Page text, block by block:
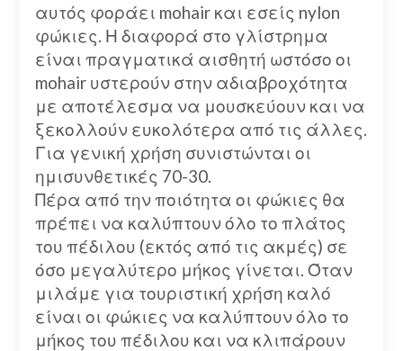
αυτός φοράει mohair και εσείς nylon
φώκιες. Η διαφορά στο γλίστρημα
είναι πραγματικά αισθητή ωστόσο οι
mohair υστερούν στην αδιαβροχότητα
με αποτέλεσμα να μουσκεύουν και να
ξεκολλούν ευκολότερα από τις άλλες.
Για γενική χρήση συνιστώνται οι
ημισυνθετικές 70-30.
Πέρα από την ποιότητα οι φώκιες θα
πρέπει να καλύπτουν όλο το πλάτος
του πέδιλου (εκτός από τις ακμές) σε
όσο μεγαλύτερο μήκος γίνεται. Όταν
μιλάμε για τουριστική χρήση καλό
είναι οι φώκιες να καλύπτουν όλο το
μήκος του πέδιλου και να κλιπάρουν